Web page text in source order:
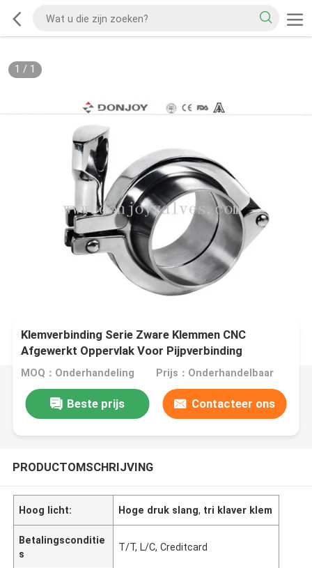
1 / 1
Klemverbinding Serie Zware Klemmen CNC
Afgewerkt Oppervlak Voor Pijpverbinding
MOQ：Onderhandeling Prijs：Onderhandelbaar
Beste prijs Contacteer ons
PRODUCTOMSCHRIJVING
Hoog licht: Hoge druk slang, tri klaver klem
Betalingsconditie
s
T/T, L/C, Creditcard